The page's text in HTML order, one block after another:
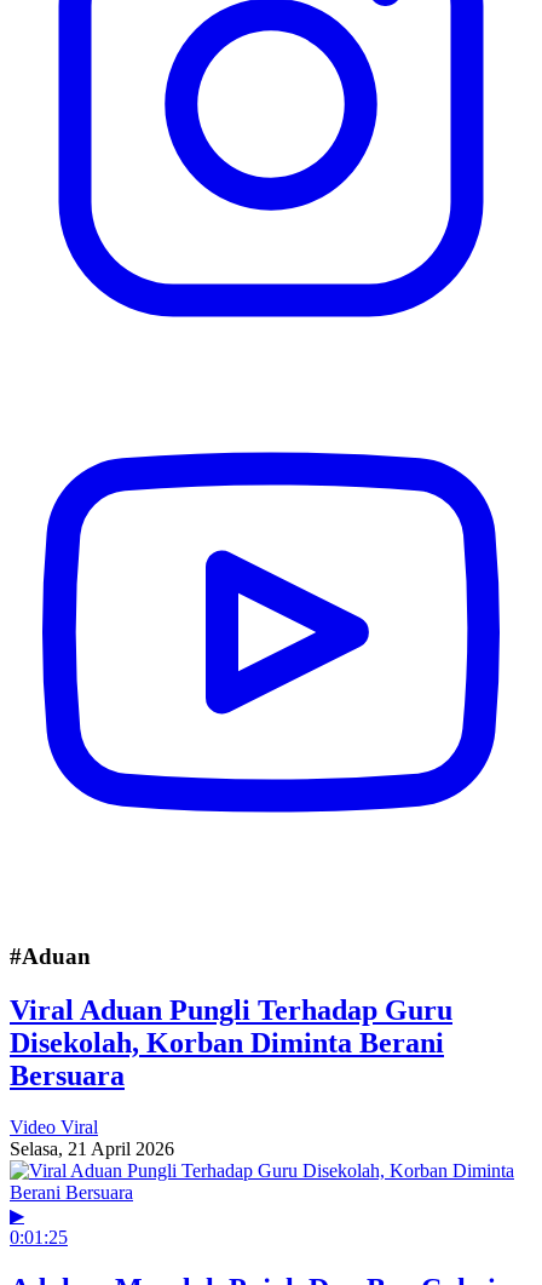
#Aduan
Viral Aduan Pungli Terhadap Guru
Disekolah, Korban Diminta Berani
Bersuara
Video Viral
Selasa, 21 April 2026
▶
0:01:25